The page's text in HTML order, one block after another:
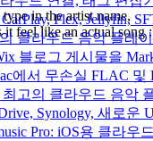
Plex, Jellyfin,
클라우드 음악 플레
블로그 게시물을
에서 무손실 FLAC 및
최고의 클라우드 음악
Synology, 새로운
Pro: iOS용 클라우
it feel like an actual song